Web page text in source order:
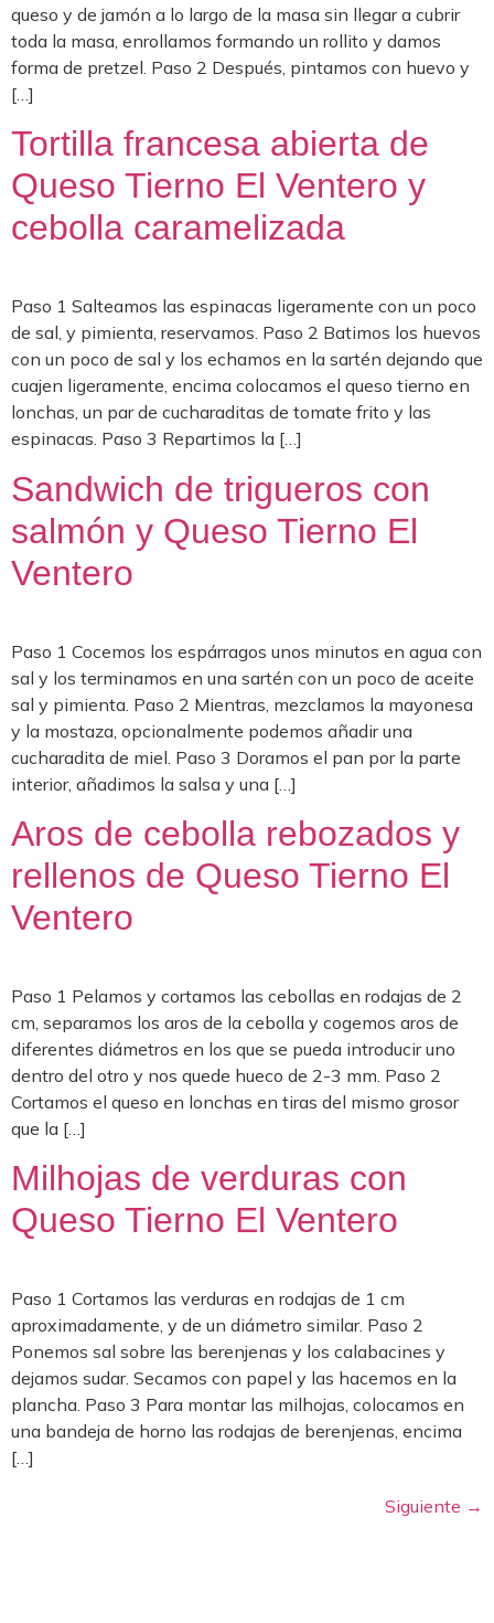
queso y de jamón a lo largo de la masa sin llegar a cubrir
toda la masa, enrollamos formando un rollito y damos
forma de pretzel. Paso 2 Después, pintamos con huevo y
[…]
Tortilla francesa abierta de
Queso Tierno El Ventero y
cebolla caramelizada
Paso 1 Salteamos las espinacas ligeramente con un poco
de sal, y pimienta, reservamos. Paso 2 Batimos los huevos
con un poco de sal y los echamos en la sartén dejando que
cuajen ligeramente, encima colocamos el queso tierno en
lonchas, un par de cucharaditas de tomate frito y las
espinacas. Paso 3 Repartimos la […]
Sandwich de trigueros con
salmón y Queso Tierno El
Ventero
Paso 1 Cocemos los espárragos unos minutos en agua con
sal y los terminamos en una sartén con un poco de aceite
sal y pimienta. Paso 2 Mientras, mezclamos la mayonesa
y la mostaza, opcionalmente podemos añadir una
cucharadita de miel. Paso 3 Doramos el pan por la parte
interior, añadimos la salsa y una […]
Aros de cebolla rebozados y
rellenos de Queso Tierno El
Ventero
Paso 1 Pelamos y cortamos las cebollas en rodajas de 2
cm, separamos los aros de la cebolla y cogemos aros de
diferentes diámetros en los que se pueda introducir uno
dentro del otro y nos quede hueco de 2-3 mm. Paso 2
Cortamos el queso en lonchas en tiras del mismo grosor
que la […]
Milhojas de verduras con
Queso Tierno El Ventero
Paso 1 Cortamos las verduras en rodajas de 1 cm
aproximadamente, y de un diámetro similar. Paso 2
Ponemos sal sobre las berenjenas y los calabacines y
dejamos sudar. Secamos con papel y las hacemos en la
plancha. Paso 3 Para montar las milhojas, colocamos en
una bandeja de horno las rodajas de berenjenas, encima
[…]
Siguiente →